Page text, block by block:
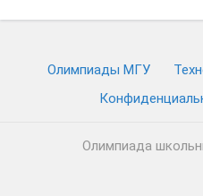
Олимпиады МГУ
Олимпиада